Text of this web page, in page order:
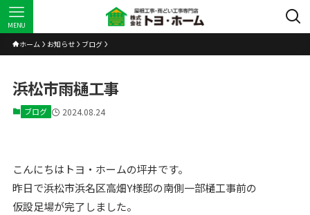
MENU
ホーム お知らせ ブログ
浜松市雨樋工事
ブログ 2024.08.24
こんにちはトヨ・ホームの坪井です。
昨日で浜松市浜名区高畑Y様邸の南側一部樋工事前の
仮設足場が完了しました。